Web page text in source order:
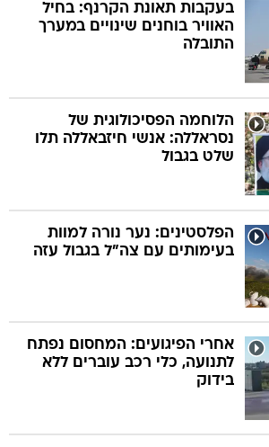
בעקבות תאונת הקרנף: בחיל
האוויר בוחנים שינויים במערך
התובלה
הלוחמה הפסיכולוגית של
נסראללה: אנשי חיזבאללה תלו
שלט בגבול
הפלסטינים: נער נורה למוות
בעימותים עם צה"ל בגבול עזה
אחרי הפיגועים: המחסום נפתח
לתנועה, כלי רכב עוברים ללא
בידוק